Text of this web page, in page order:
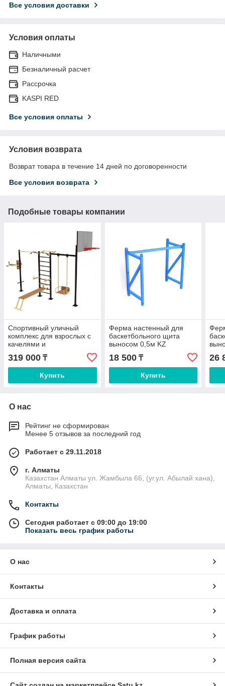
Все условия доставки
Условия оплаты
Наличными
Безналичный расчет
Рассрочка
KASPI RED
Все условия оплаты
Условия возврата
Возврат товара в течение 14 дней по договоренности
Все условия возврата
Подобные товары компании
Спортивный уличный
комплекс для взрослых с
качелями и
баскетбольным кольцом
319 000 ₸
Купить
Ферма настенный для
баскетбольного щита
выносом 0,5м KZ
18 500₸
Купить
26
О нас
Рейтинг не сформирован
Менее 5 отзывов за последний год
Работает с 29.11.2018
г. Алматы
Казахстан Алматы ул. Жамбыла 66, (уг.ул. Абылай хана),
Алматы, Казахстан
Контакты
Сегодня работает с 09:00 до 19:00
Показать весь график работы
О нас
Контакты
Доставка и оплата
График работы
Полная версия сайта